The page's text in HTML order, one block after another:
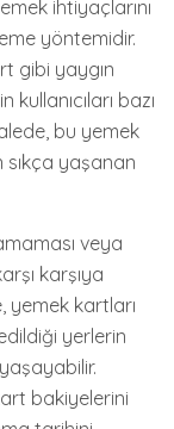
ihtiyaçlarını
yöntemidir.
gibi yaygın
bazı
bu yemek
sıkça yaşanan
veya
karşıya
yemek kartları
yerlerin
yaşayabilir.
bakiyelerini